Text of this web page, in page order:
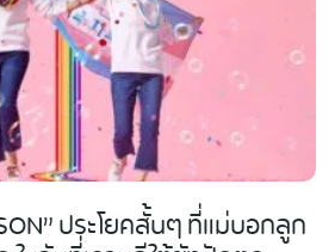
ประโยคสั้นๆ ที่แม่บอกลูก